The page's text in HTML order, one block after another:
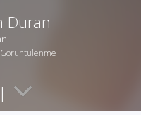
Duran
|